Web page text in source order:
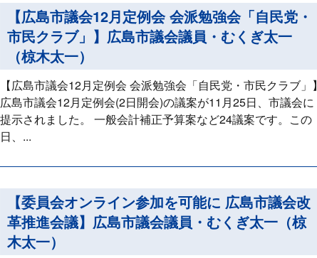
【広島市議会12月定例会 会派勉強会「自民党・
市民クラブ」】広島市議会議員・むくぎ太一
（椋木太一）
【広島市議会12月定例会 会派勉強会「自民党・市民クラブ」】
広島市議会12月定例会(2日開会)の議案が11月25日、市議会に
提示されました。 一般会計補正予算案など24議案です。この
日、...
【委員会オンライン参加を可能に 広島市議会改
革推進会議】広島市議会議員・むくぎ太一（椋
木太一）